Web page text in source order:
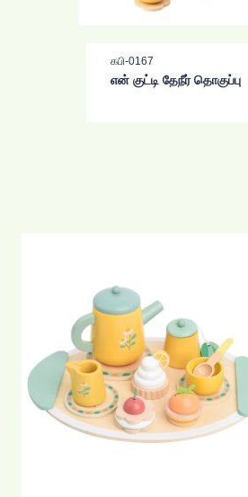
என் குட்டி தேநீர் தொகுப்பு
கபி-0167